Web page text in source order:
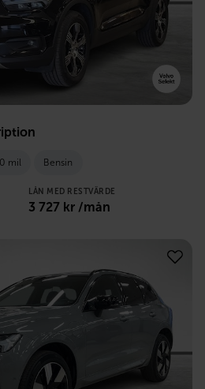
mil Bensin
LÅN MED RESTVÄRDE
3 727 kr /mån